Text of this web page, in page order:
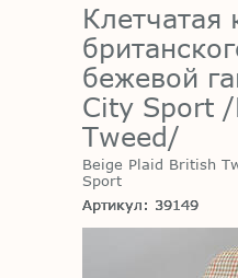
Клетчатая
бежевой
City Sport
Tweed/
Beige Plaid British
Sport
Артикул: 39149